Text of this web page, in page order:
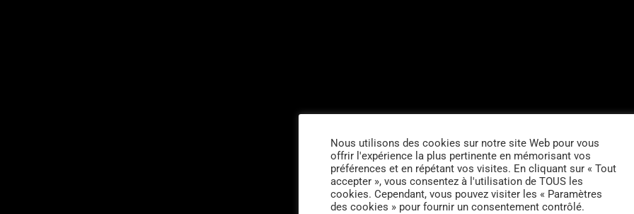
Nous utilisons des cookies sur notre site Web pour vous
offrir l'expérience la plus pertinente en mémorisant vos
préférences et en répétant vos visites. En cliquant sur « Tout
accepter », vous consentez à l'utilisation de TOUS les
cookies. Cependant, vous pouvez visiter les « Paramètres
des cookies » pour fournir un consentement contrôlé.